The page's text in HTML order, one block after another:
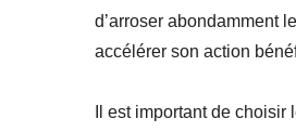
d’arroser abondamment
accélérer son action
Il est important de